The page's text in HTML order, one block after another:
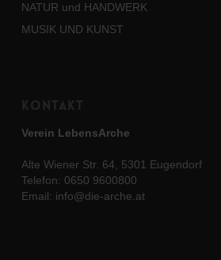
NATUR und HANDWERK
MUSIK UND KUNST
Kontakt
Verein LebensArche
Alte Wiener Str. 64, 5301 Eugendorf
Telefon: 0650 9600800
Email: info@die-arche.at